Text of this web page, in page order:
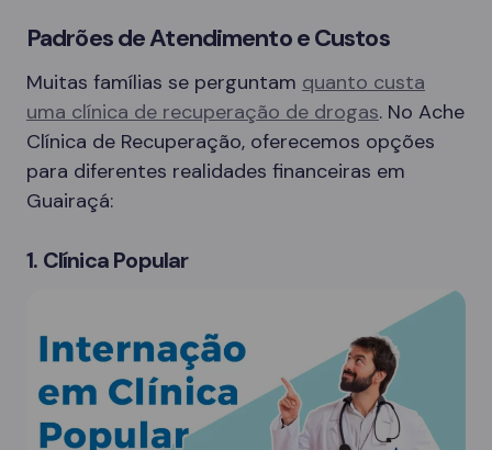
Padrões de Atendimento e Custos
Muitas famílias se perguntam quanto custa
uma clínica de recuperação de drogas. No Ache
Clínica de Recuperação, oferecemos opções
para diferentes realidades financeiras em
Guairaçá:
1. Clínica Popular